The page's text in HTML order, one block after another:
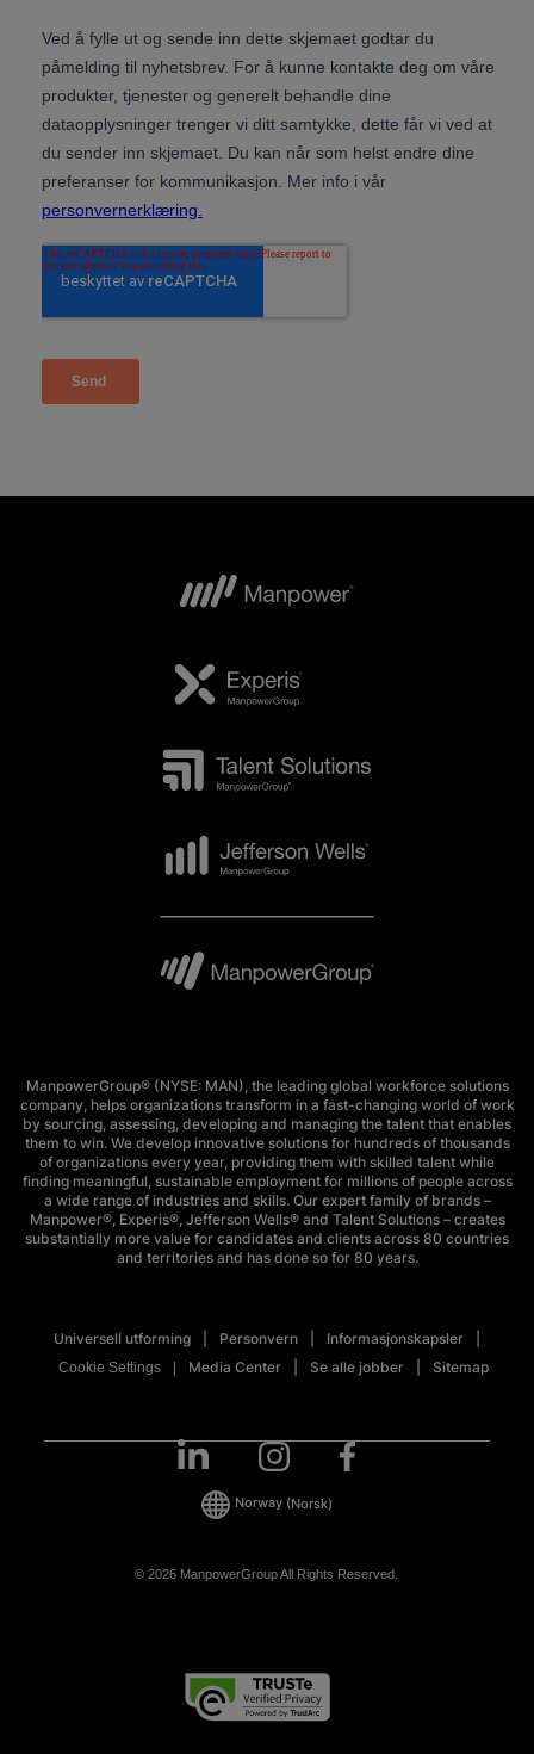
ManpowerGroup® (NYSE: MAN), the leading global workforce solutions
company, helps organizations transform in a fast-changing world of work
by sourcing, assessing, developing and managing the talent that enables
them to win. We develop innovative solutions for hundreds of thousands
of organizations every year, providing them with skilled talent while
finding meaningful, sustainable employment for millions of people across
a wide range of industries and skills. Our expert family of brands –
Manpower®, Experis®, Jefferson Wells® and Talent Solutions – creates
substantially more value for candidates and clients across 80 countries
and territories and has done so for 80 years.
Universell utforming Personvern Informasjonskapsler
Cookie Settings Media Center Se alle jobber Sitemap
© 2026 ManpowerGroup All Rights Reserved.
Norway (Norsk)